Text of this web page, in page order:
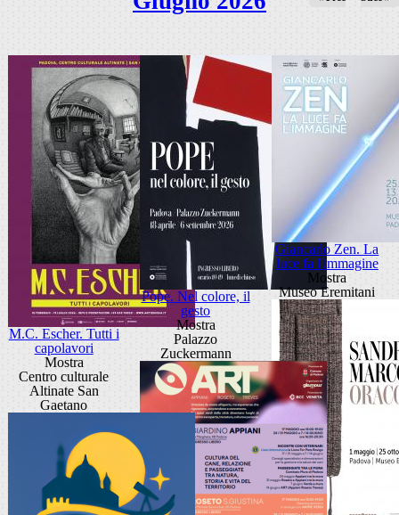
M.C. Escher. Tutti i
capolavori
Mostra
Centro culturale
Altinate San
Gaetano
Pope. Nel colore, il
gesto
Mostra
Palazzo
Zuckermann
Giancarlo Zen. La
luce fa l'immagine
Mostra
Museo Eremitani